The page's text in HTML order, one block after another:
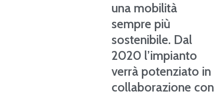
una mobilità
sempre più
sostenibile. Dal
2020 l’impianto
verrà potenziato in
collaborazione con